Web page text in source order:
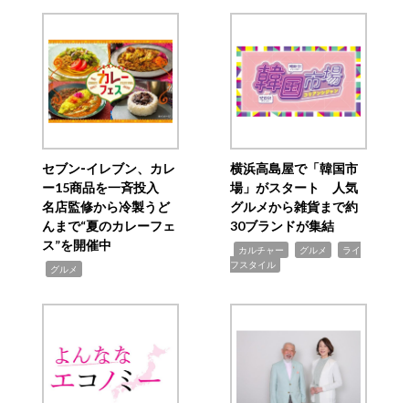
セブン‐イレブン、カレ
ー15商品を一斉投入
名店監修から冷製うど
んまで“夏のカレーフェ
ス”を開催中
グルメ
横浜高島屋で「韓国市
場」がスタート 人気
グルメから雑貨まで約
30ブランドが集結
カルチャー グルメ
ライ
フスタイル